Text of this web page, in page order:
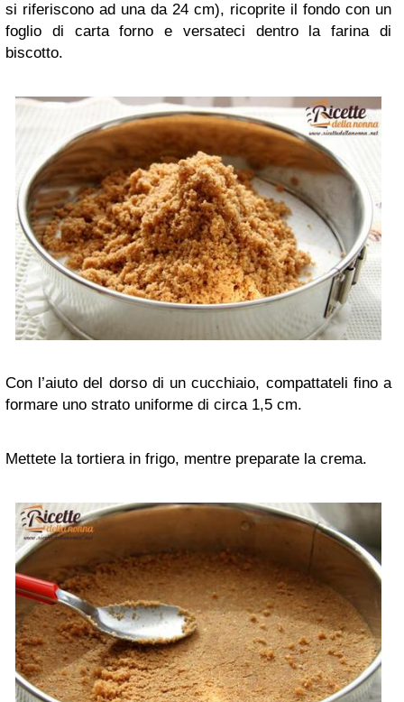
si riferiscono ad una da 24 cm), ricoprite il fondo con un
foglio di carta forno e versateci dentro la farina di
biscotto.
Con l’aiuto del dorso di un cucchiaio, compattateli fino a
formare uno strato uniforme di circa 1,5 cm.
Mettete la tortiera in frigo, mentre preparate la crema.